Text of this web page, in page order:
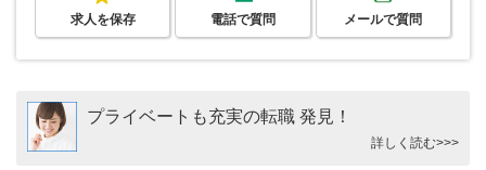
求人を保存 電話で質問 メールで質問
プライベートも充実の転職 発見！
詳しく読む>>>